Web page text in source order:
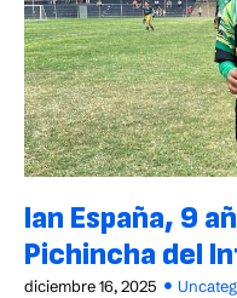
Ian España, 9
Pichincha del
diciembre 16, 2025